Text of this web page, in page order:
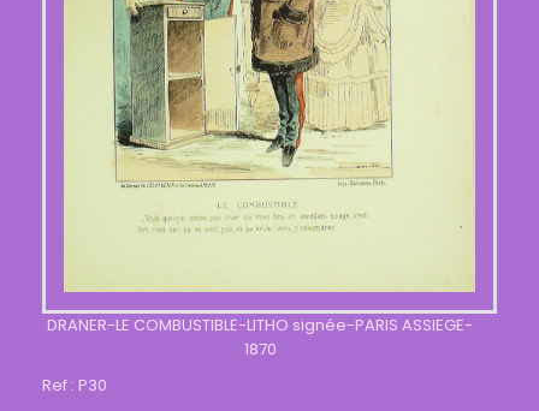
DRANER-LE COMBUSTIBLE-LITHO signée-PARIS ASSIEGE-
1870
Ref : P30